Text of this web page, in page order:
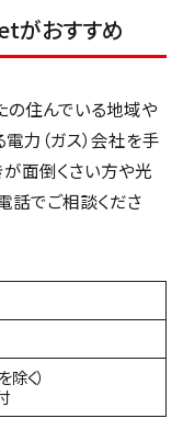
がおすすめ
の住んでいる地域や
力（ガス）会社を手
が面倒くさい方や光
話でご相談くださ
く）